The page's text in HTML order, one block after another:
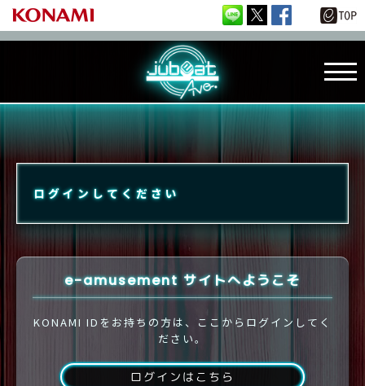
ログインしてください
e-amusement サイトへようこそ
KONAMI IDをお持ちの方は、ここからログインしてく
ださい。
ログインはこちら